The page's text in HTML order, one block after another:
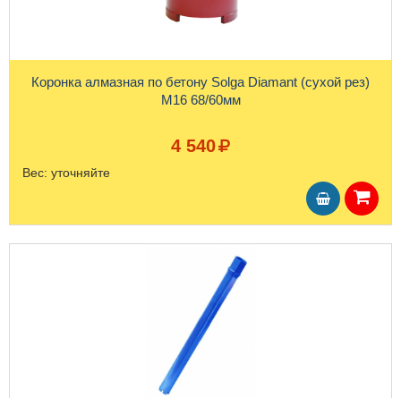
Коронка алмазная по бетону Solga Diamant (сухой рез)
М16 68/60мм
4 540
Вес: уточняйте